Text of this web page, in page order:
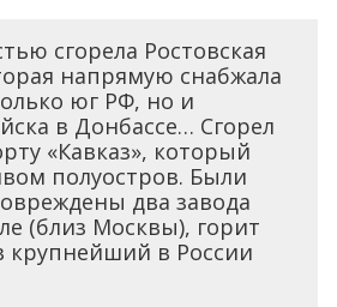
сгорела Ростовская
напрямую снабжала
юг РФ, но и
в Донбассе… Сгорел
«Кавказ», который
полуостров. Были
два завода
(близ Москвы), горит
крупнейший в России